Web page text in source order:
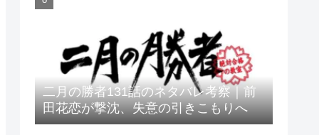
二月の勝者131話のネタバレ考察｜前
田花恋が撃沈、失意の引きこもりへ